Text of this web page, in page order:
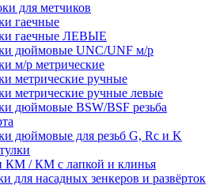
для метчиков
гаечные
гаечные ЛЕВЫЕ
дюймовые UNC/UNF м/р
м/р метрические
метрические ручные
метрические ручные левые
дюймовые BSW/BSF резьба
дюймовые для резьб G, Rc и K
КМ / КМ с лапкой и клинья
для насадных зенкеров и развёрток